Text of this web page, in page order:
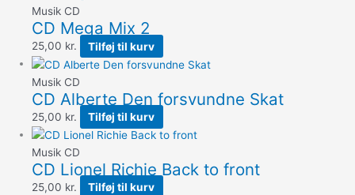
Musik CD
CD Mega Mix 2
25,00 kr. Tilføj til kurv
Musik CD
CD Alberte Den forsvundne Skat
25,00 kr. Tilføj til kurv
Musik CD
CD Lionel Richie Back to front
25,00 kr. Tilføj til kurv